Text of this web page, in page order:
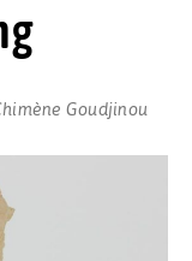
Goudjinou